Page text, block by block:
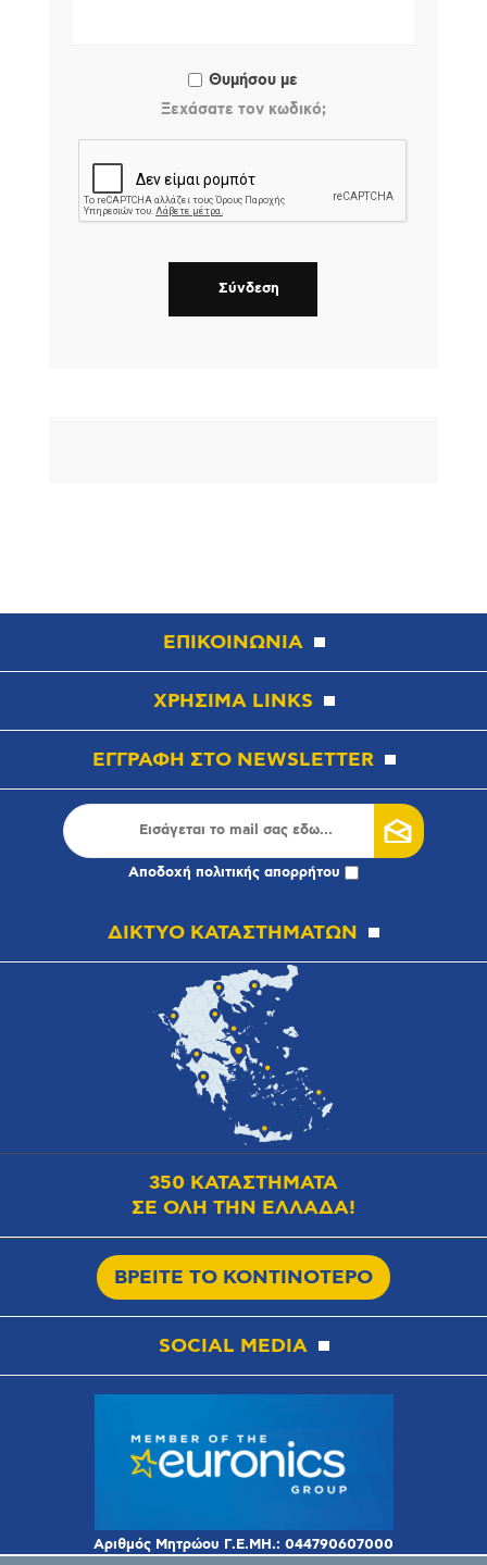
Θυμήσου με
Ξεχάσατε τον κωδικό;
ΕΠΙΚΟΙΝΩΝΙΑ
ΧΡΗΣΙΜΑ LINKS
ΕΓΓΡΑΦΗ ΣΤΟ NEWSLETTER
Αποδοχή πολιτικής απορρήτου
ΔΙΚΤΥΟ ΚΑΤΑΣΤΗΜΑΤΩΝ
350 ΚΑΤΑΣΤΗΜΑΤΑ
ΣΕ ΟΛΗ ΤΗΝ ΕΛΛΑΔΑ!
ΒΡΕΙΤΕ ΤΟ ΚΟΝΤΙΝΟΤΕΡΟ
SOCIAL MEDIA